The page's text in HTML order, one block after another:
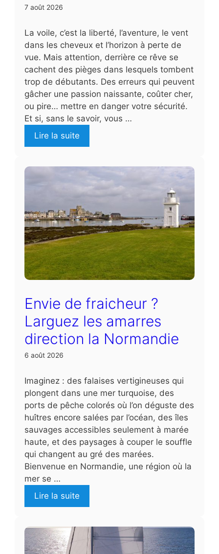
7 août 2026
La voile, c’est la liberté, l’aventure, le vent
dans les cheveux et l’horizon à perte de
vue. Mais attention, derrière ce rêve se
cachent des pièges dans lesquels tombent
trop de débutants. Des erreurs qui peuvent
gâcher une passion naissante, coûter cher,
ou pire… mettre en danger votre sécurité.
Et si, sans le savoir, vous …
Lire la suite
Envie de fraicheur ?
Larguez les amarres
direction la Normandie
6 août 2026
Imaginez : des falaises vertigineuses qui
plongent dans une mer turquoise, des
ports de pêche colorés où l’on déguste des
huîtres encore salées par l’océan, des îles
sauvages accessibles seulement à marée
haute, et des paysages à couper le souffle
qui changent au gré des marées.
Bienvenue en Normandie, une région où la
mer se …
Lire la suite